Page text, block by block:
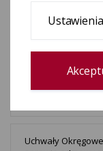
wyborcze
losowaniach oraz
Uchwały